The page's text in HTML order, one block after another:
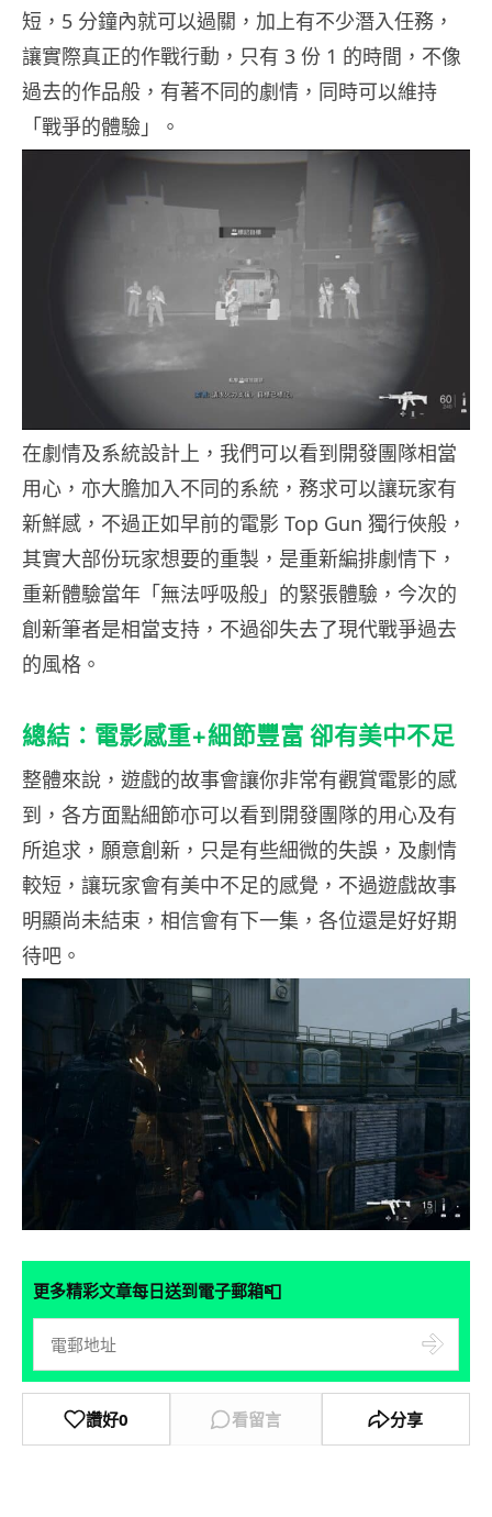
短，5 分鐘內就可以過關，加上有不少潛入任務，
讓實際真正的作戰行動，只有 3 份 1 的時間，不像
過去的作品般，有著不同的劇情，同時可以維持
「戰爭的體驗」。
在劇情及系統設計上，我們可以看到開發團隊相當
用心，亦大膽加入不同的系統，務求可以讓玩家有
新鮮感，不過正如早前的電影 Top Gun 獨行俠般，
其實大部份玩家想要的重製，是重新編排劇情下，
重新體驗當年「無法呼吸般」的緊張體驗，今次的
創新筆者是相當支持，不過卻失去了現代戰爭過去
的風格。
總結：電影感重+細節豐富 卻有美中不足
整體來說，遊戲的故事會讓你非常有觀賞電影的感
到，各方面點細節亦可以看到開發團隊的用心及有
所追求，願意創新，只是有些細微的失誤，及劇情
較短，讓玩家會有美中不足的感覺，不過遊戲故事
明顯尚未結束，相信會有下一集，各位還是好好期
待吧。
更多精彩文章每日送到電子郵箱📮
讚好0 看留言 分享